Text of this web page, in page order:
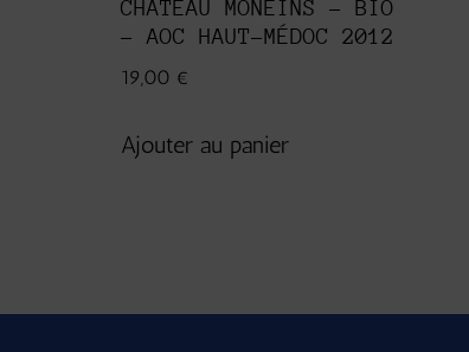
CHÂTEAU MONEINS – BIO
– AOC HAUT-MÉDOC 2012
19,00 €
Ajouter au panier